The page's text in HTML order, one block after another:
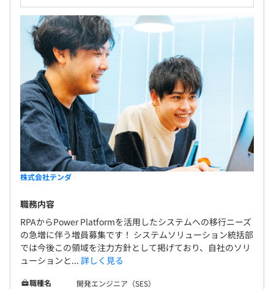
株式会社テンダ
職務内容
RPAからPower Platformを活用したシステムへの移行ニーズ
の急増に伴う増員募集です！ システムソリューション統括部
では今後この領域を注力方針として掲げており、自社のソリ
ューションと... 詳しく見る
職種名
開発エンジニア（SES）